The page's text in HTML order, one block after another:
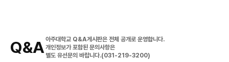
Q&A아주대학교 Q&A게시판은 전체 공개로 운영합니다.
개인정보가 포함된 문의사항은
별도 유선문의 바랍니다.(031-219-3200)